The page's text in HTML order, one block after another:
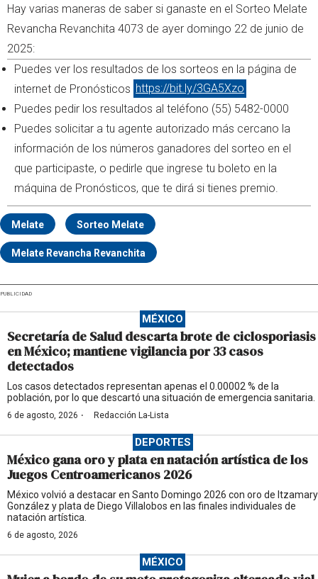
Hay varias maneras de saber si ganaste en el Sorteo Melate
Revancha Revanchita 4073 de ayer domingo 22 de junio de
2025:
Puedes ver los resultados de los sorteos en la página de
internet de Pronósticos https://bit.ly/3GA5Xzo
Puedes pedir los resultados al teléfono (55) 5482-0000
Puedes solicitar a tu agente autorizado más cercano la
información de los números ganadores del sorteo en el
que participaste, o pedirle que ingrese tu boleto en la
máquina de Pronósticos, que te dirá si tienes premio.
Melate Sorteo Melate
Melate Revancha Revanchita
PUBLICIDAD
MÉXICO
Secretaría de Salud descarta brote de ciclosporiasis
en México; mantiene vigilancia por 33 casos
detectados
Los casos detectados representan apenas el 0.00002 % de la
población, por lo que descartó una situación de emergencia sanitaria.
6 de agosto, 2026 · Redacción La-Lista
DEPORTES
México gana oro y plata en natación artística de los
Juegos Centroamericanos 2026
México volvió a destacar en Santo Domingo 2026 con oro de Itzamary
González y plata de Diego Villalobos en las finales individuales de
natación artística.
6 de agosto, 2026
MÉXICO